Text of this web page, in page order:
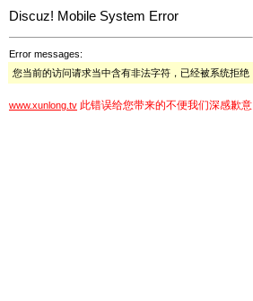
Discuz! Mobile System Error
Error messages:
您当前的访问请求当中含有非法字符，已经被系统拒绝
www.xunlong.tv 此错误给您带来的不便我们深感歉意